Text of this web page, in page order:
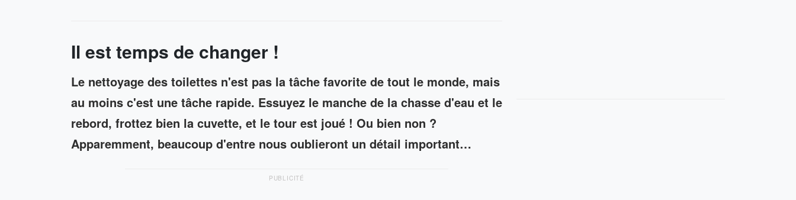
Il est temps de changer !
Le nettoyage des toilettes n'est pas la tâche favorite de tout le monde, mais
au moins c'est une tâche rapide. Essuyez le manche de la chasse d'eau et le
rebord, frottez bien la cuvette, et le tour est joué ! Ou bien non ?
Apparemment, beaucoup d'entre nous oublieront un détail important…
PUBLICITÉ